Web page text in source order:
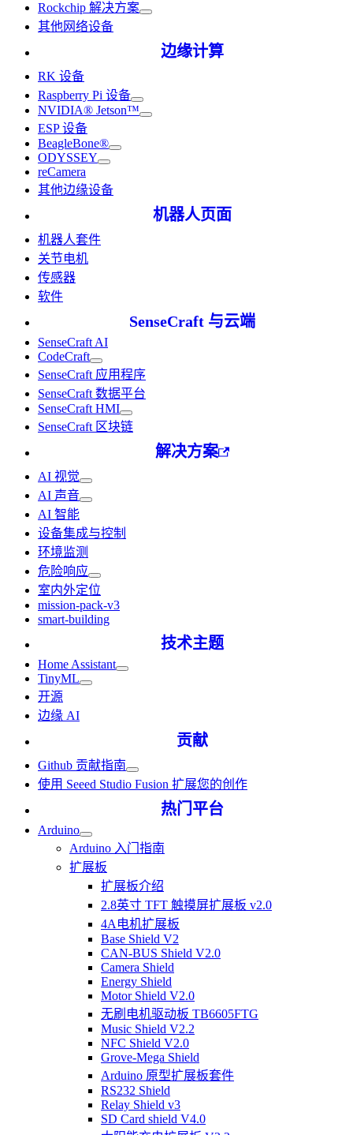
Rockchip 解决方案
其他网络设备
边缘计算
RK 设备
Raspberry Pi 设备
NVIDIA® Jetson™
ESP 设备
BeagleBone®
ODYSSEY
reCamera
其他边缘设备
机器人页面
机器人套件
关节电机
传感器
软件
SenseCraft 与云端
SenseCraft AI
CodeCraft
SenseCraft 应用程序
SenseCraft 数据平台
SenseCraft HMI
SenseCraft 区块链
解决方案
AI 视觉
AI 声音
AI 智能
设备集成与控制
环境监测
危险响应
室内外定位
mission-pack-v3
smart-building
技术主题
Home Assistant
TinyML
开源
边缘 AI
贡献
Github 贡献指南
使用 Seeed Studio Fusion 扩展您的创作
热门平台
Arduino
Arduino 入门指南
扩展板
扩展板介绍
2.8英寸 TFT 触摸屏扩展板 v2.0
4A电机扩展板
Base Shield V2
CAN-BUS Shield V2.0
Camera Shield
Energy Shield
Motor Shield V2.0
无刷电机驱动板 TB6605FTG
Music Shield V2.2
NFC Shield V2.0
Grove-Mega Shield
Arduino 原型扩展板套件
RS232 Shield
Relay Shield v3
SD Card shield V4.0